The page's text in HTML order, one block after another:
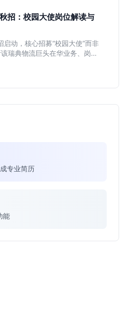
招：校园大使岗位解读与
动，核心招募“校园大使”而非
瑞典物流巨头在华业务、岗位
的竞争逻辑，助你判断是否值
专业简历
能